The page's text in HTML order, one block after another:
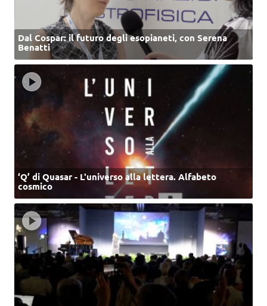
Dal Cospar: il futuro degli esopianeti, con Serena
Benatti
‘Q’ di Quasar - L'universo alla lettera. Alfabeto
cosmico